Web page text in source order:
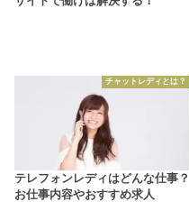
チャットレディとは？
テレフォンレディはどんな仕事？
お仕事内容やおすすめ求人